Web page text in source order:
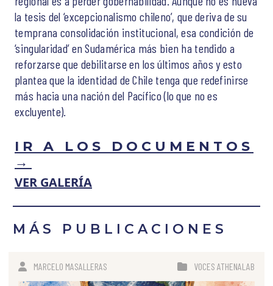
la tesis del ‘excepcionalismo chileno’, que deriva de su
temprana consolidación institucional, esa condición de
‘singularidad’ en Sudamérica más bien ha tendido a
reforzarse que debilitarse en los últimos años y esto
plantea que la identidad de Chile tenga que redefinirse
más hacia una nación del Pacífico (lo que no es
excluyente).
IR A LOS DOCUMENTOS
→
VER GALERÍA
MÁS PUBLICACIONES
MARCELO MASALLERAS VOCES ATHENALAB